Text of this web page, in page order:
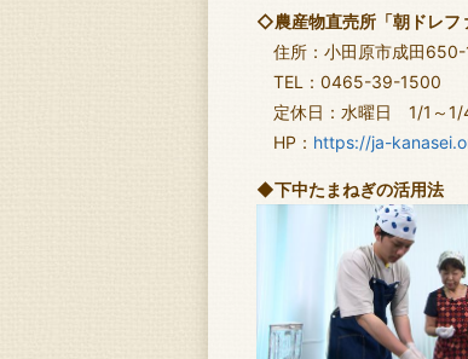
◇農産物直売所「朝ドレフ
住所：小田原市成田650-
TEL：0465-39-1500
定休日：水曜日 1/1～1/
HP： https://ja-
◆下中たまねぎの活用法